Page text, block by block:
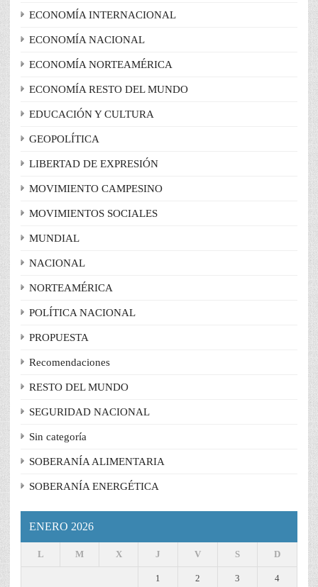
ECONOMÍA INTERNACIONAL
ECONOMÍA NACIONAL
ECONOMÍA NORTEAMÉRICA
ECONOMÍA RESTO DEL MUNDO
EDUCACIÓN Y CULTURA
GEOPOLÍTICA
LIBERTAD DE EXPRESIÓN
MOVIMIENTO CAMPESINO
MOVIMIENTOS SOCIALES
MUNDIAL
NACIONAL
NORTEAMÉRICA
POLÍTICA NACIONAL
PROPUESTA
Recomendaciones
RESTO DEL MUNDO
SEGURIDAD NACIONAL
Sin categoría
SOBERANÍA ALIMENTARIA
SOBERANÍA ENERGÉTICA
ENERO 2026
L M X J V S D
1 2 3 4